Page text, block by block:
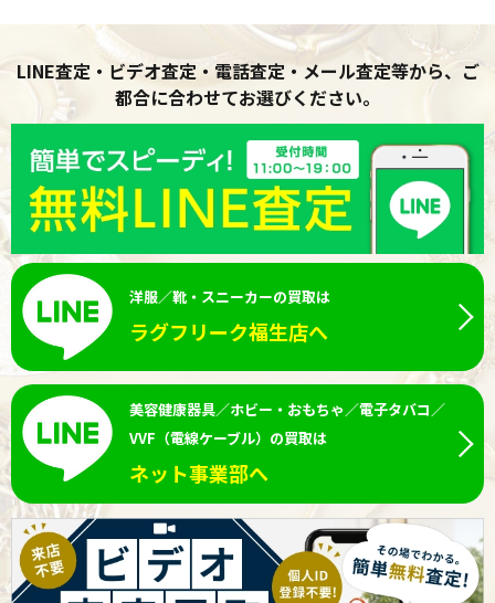
LINE査定・ビデオ査定・電話査定・メール査定等から、ご
都合に合わせてお選びください。
洋服／靴・スニーカーの買取は
ラグフリーク福生店へ
美容健康器具／ホビー・おもちゃ／電子タバコ／
VVF（電線ケーブル）の買取は
ネット事業部へ